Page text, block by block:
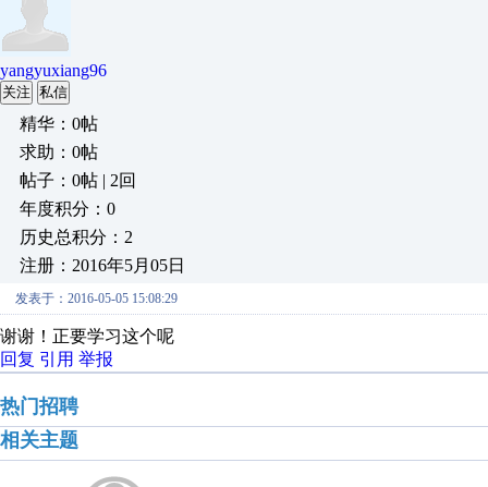
yangyuxiang96
关注 私信
精华：0帖
求助：0帖
帖子：0帖 | 2回
年度积分：0
历史总积分：2
注册：2016年5月05日
发表于：2016-05-05 15:08:29
谢谢！正要学习这个呢
回复 引用 举报
热门招聘
相关主题